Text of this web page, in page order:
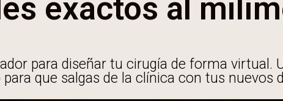
exactos al
para diseñar tu cirugía de forma virtual.
que salgas de la clínica con tus nuevos